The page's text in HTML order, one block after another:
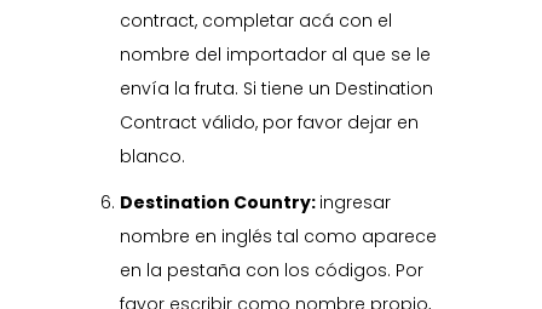
contract, completar acá con el
nombre del importador al que se le
envía la fruta. Si tiene un Destination
Contract válido, por favor dejar en
blanco.
Destination Country: ingresar
nombre en inglés tal como aparece
en la pestaña con los códigos. Por
favor escribir como nombre propio,